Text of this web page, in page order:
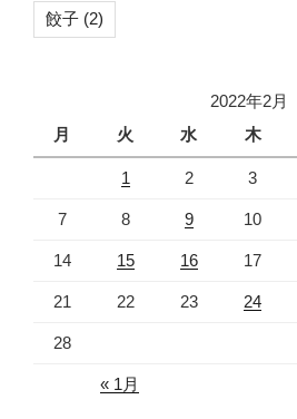
餃子 (2)
2022年2月
月
火 水 木
1 2 3
7 8 9 10
14 15 16 17
21 22 23 24
28
« 1月